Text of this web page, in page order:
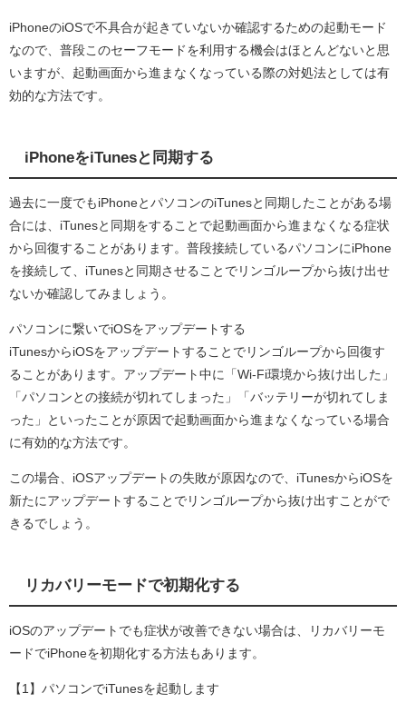
iPhoneのiOSで不具合が起きていないか確認するための起動モード
なので、普段このセーフモードを利用する機会はほとんどないと思
いますが、起動画面から進まなくなっている際の対処法としては有
効的な方法です。
iPhoneをiTunesと同期する
過去に一度でもiPhoneとパソコンのiTunesと同期したことがある場
合には、iTunesと同期をすることで起動画面から進まなくなる症状
から回復することがあります。普段接続しているパソコンにiPhone
を接続して、iTunesと同期させることでリンゴループから抜け出せ
ないか確認してみましょう。
パソコンに繋いでiOSをアップデートする
iTunesからiOSをアップデートすることでリンゴループから回復す
ることがあります。アップデート中に「Wi-Fi環境から抜け出した」
「パソコンとの接続が切れてしまった」「バッテリーが切れてしま
った」といったことが原因で起動画面から進まなくなっている場合
に有効的な方法です。
この場合、iOSアップデートの失敗が原因なので、iTunesからiOSを
新たにアップデートすることでリンゴループから抜け出すことがで
きるでしょう。
リカバリーモードで初期化する
iOSのアップデートでも症状が改善できない場合は、リカバリーモ
ードでiPhoneを初期化する方法もあります。
【1】パソコンでiTunesを起動します